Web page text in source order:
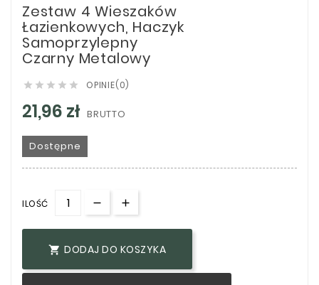
Zestaw 4 Wieszaków
Łazienkowych, Haczyk
Samoprzylepny
Czarny Metalowy
     OPINIE(0)
21,96 zł BRUTTO
Dostępne
ILOŚĆ
 DODAJ DO KOSZYKA